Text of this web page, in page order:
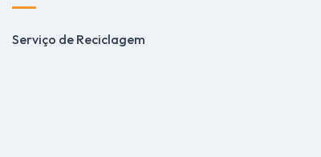
Serviço de Reciclagem